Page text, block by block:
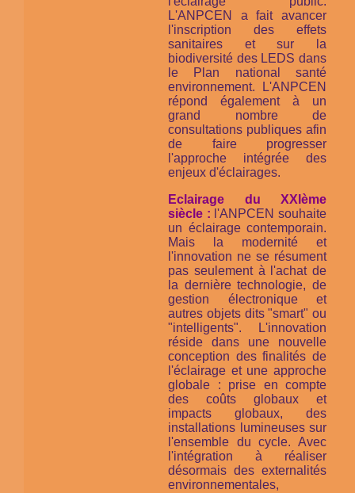
L'ANPCEN a fait avancer
l'inscription des effets
sanitaires et sur la
biodiversité des LEDS dans
le Plan national santé
environnement. L'ANPCEN
répond également à un
grand nombre de
consultations publiques afin
de faire progresser
l'approche intégrée des
enjeux d'éclairages.
Eclairage du XXIème
siècle : l'ANPCEN souhaite
un éclairage contemporain.
Mais la modernité et
l'innovation ne se résument
pas seulement à l'achat de
la dernière technologie, de
gestion électronique et
autres objets dits "smart" ou
"intelligents". L'innovation
réside dans une nouvelle
conception des finalités de
l'éclairage et une approche
globale : prise en compte
des coûts globaux et
impacts globaux, des
installations lumineuses sur
l'ensemble du cycle. Avec
l'intégration à réaliser
désormais des externalités
environnementales,